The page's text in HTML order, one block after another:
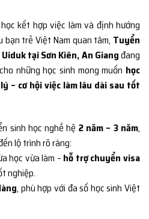
kết hợp việc làm và định hướng
bạn trẻ Việt Nam quan tâm, Tuyển
tại Sơn Kiên, An Giangđang
những học sinh mong muốn học
– cơ hội việc làm lâu dài sau tốt
sinh học nghề hệ 2 năm – 3 năm,
lộ trình rõ ràng:
học vừa làm – hỗ trợ chuyển visa
nghiệp.
, phù hợp với đa số học sinh Việt